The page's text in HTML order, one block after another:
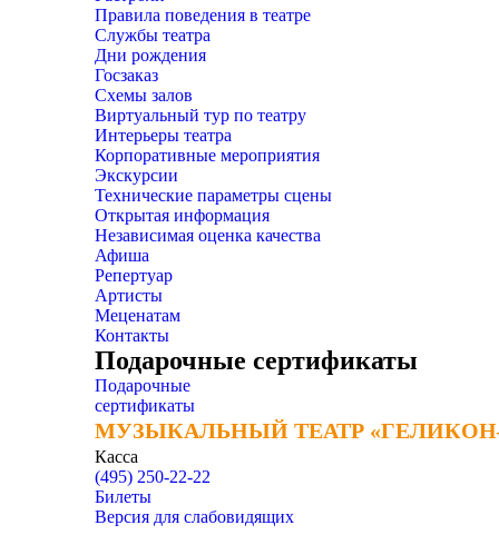
Правила поведения в театре
Службы театра
Дни рождения
Госзаказ
Схемы залов
Виртуальный тур по театру
Интерьеры театра
Корпоративные мероприятия
Экскурсии
Технические параметры сцены
Открытая информация
Независимая оценка качества
Афиша
Репертуар
Артисты
Меценатам
Контакты
Подарочные сертификаты
Подарочные
сертификаты
МУЗЫКАЛЬНЫЙ ТЕАТР
МУЗЫКАЛЬНЫЙ ТЕАТР
Касса
(495) 250-22-22
Билеты
Версия для слабовидящих